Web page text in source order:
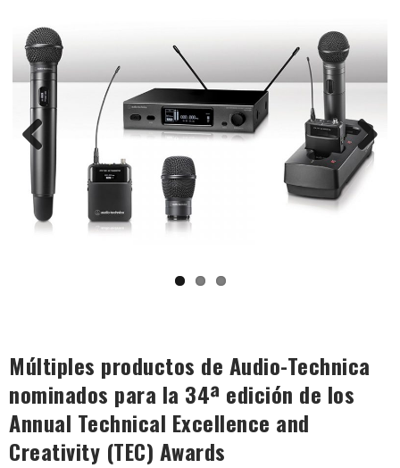
Previous Next
Múltiples productos de Audio-Technica
nominados para la 34ª edición de los
Annual Technical Excellence and
Creativity (TEC) Awards